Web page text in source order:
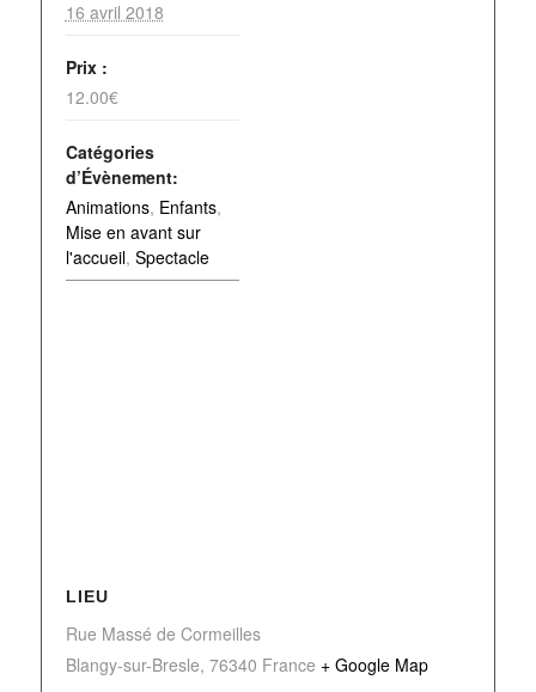
16 avril 2018
Prix :
12.00€
Catégories
d’Évènement:
Animations, Enfants,
Mise en avant sur
l'accueil, Spectacle
LIEU
Rue Massé de Cormeilles
Blangy-sur-Bresle, 76340 France + Google Map